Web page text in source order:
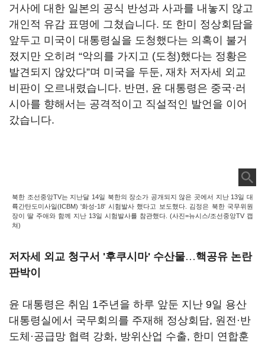
거사에 대한 일본의 공식 반성과 사과를 내놓지 않고
개인적 유감 표명에 그쳤습니다. 또 한미 정상회담을
앞두고 미국이 대통령실을 도청했다는 의혹이 불거
졌지만 오히려 “악의를 가지고 (도청)했다는 정황은
발견되지 않았다”며 미국을 두둔, 재차 저자세 외교
비판이 오르내렸습니다. 반면, 윤 대통령은 중국·러
시아를 향해서는 공격적이고 직설적인 발언을 이어
갔습니다.
북한 조선중앙TV는 지난달 14일 북한의 장소가 공개되지 않은 곳에서 지난 13일 대
륙간탄도미사일(ICBM) '화성-18' 시험발사 했다고 보도했다. 김정은 북한 국무위원
장이 딸 주애와 함께 지난 13일 시험발사를 참관했다. (사진=뉴시스/조선중앙TV 캡
쳐)
저자세 외교 청구서 '후쿠시마' 수산물…핵공유 논란
판박이
윤 대통령은 취임 1주년을 하루 앞둔 지난 9일 용산
대통령실에서 국무회의를 주재해 정상회담, 원전·반
도체·공급망 협력 강화, 방위산업 수출, 한미 연합훈